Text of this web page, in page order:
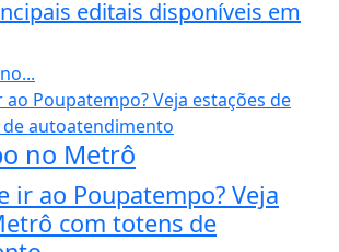
editais disponíveis em
no Metrô
ir ao Poupatempo? Veja
com totens de